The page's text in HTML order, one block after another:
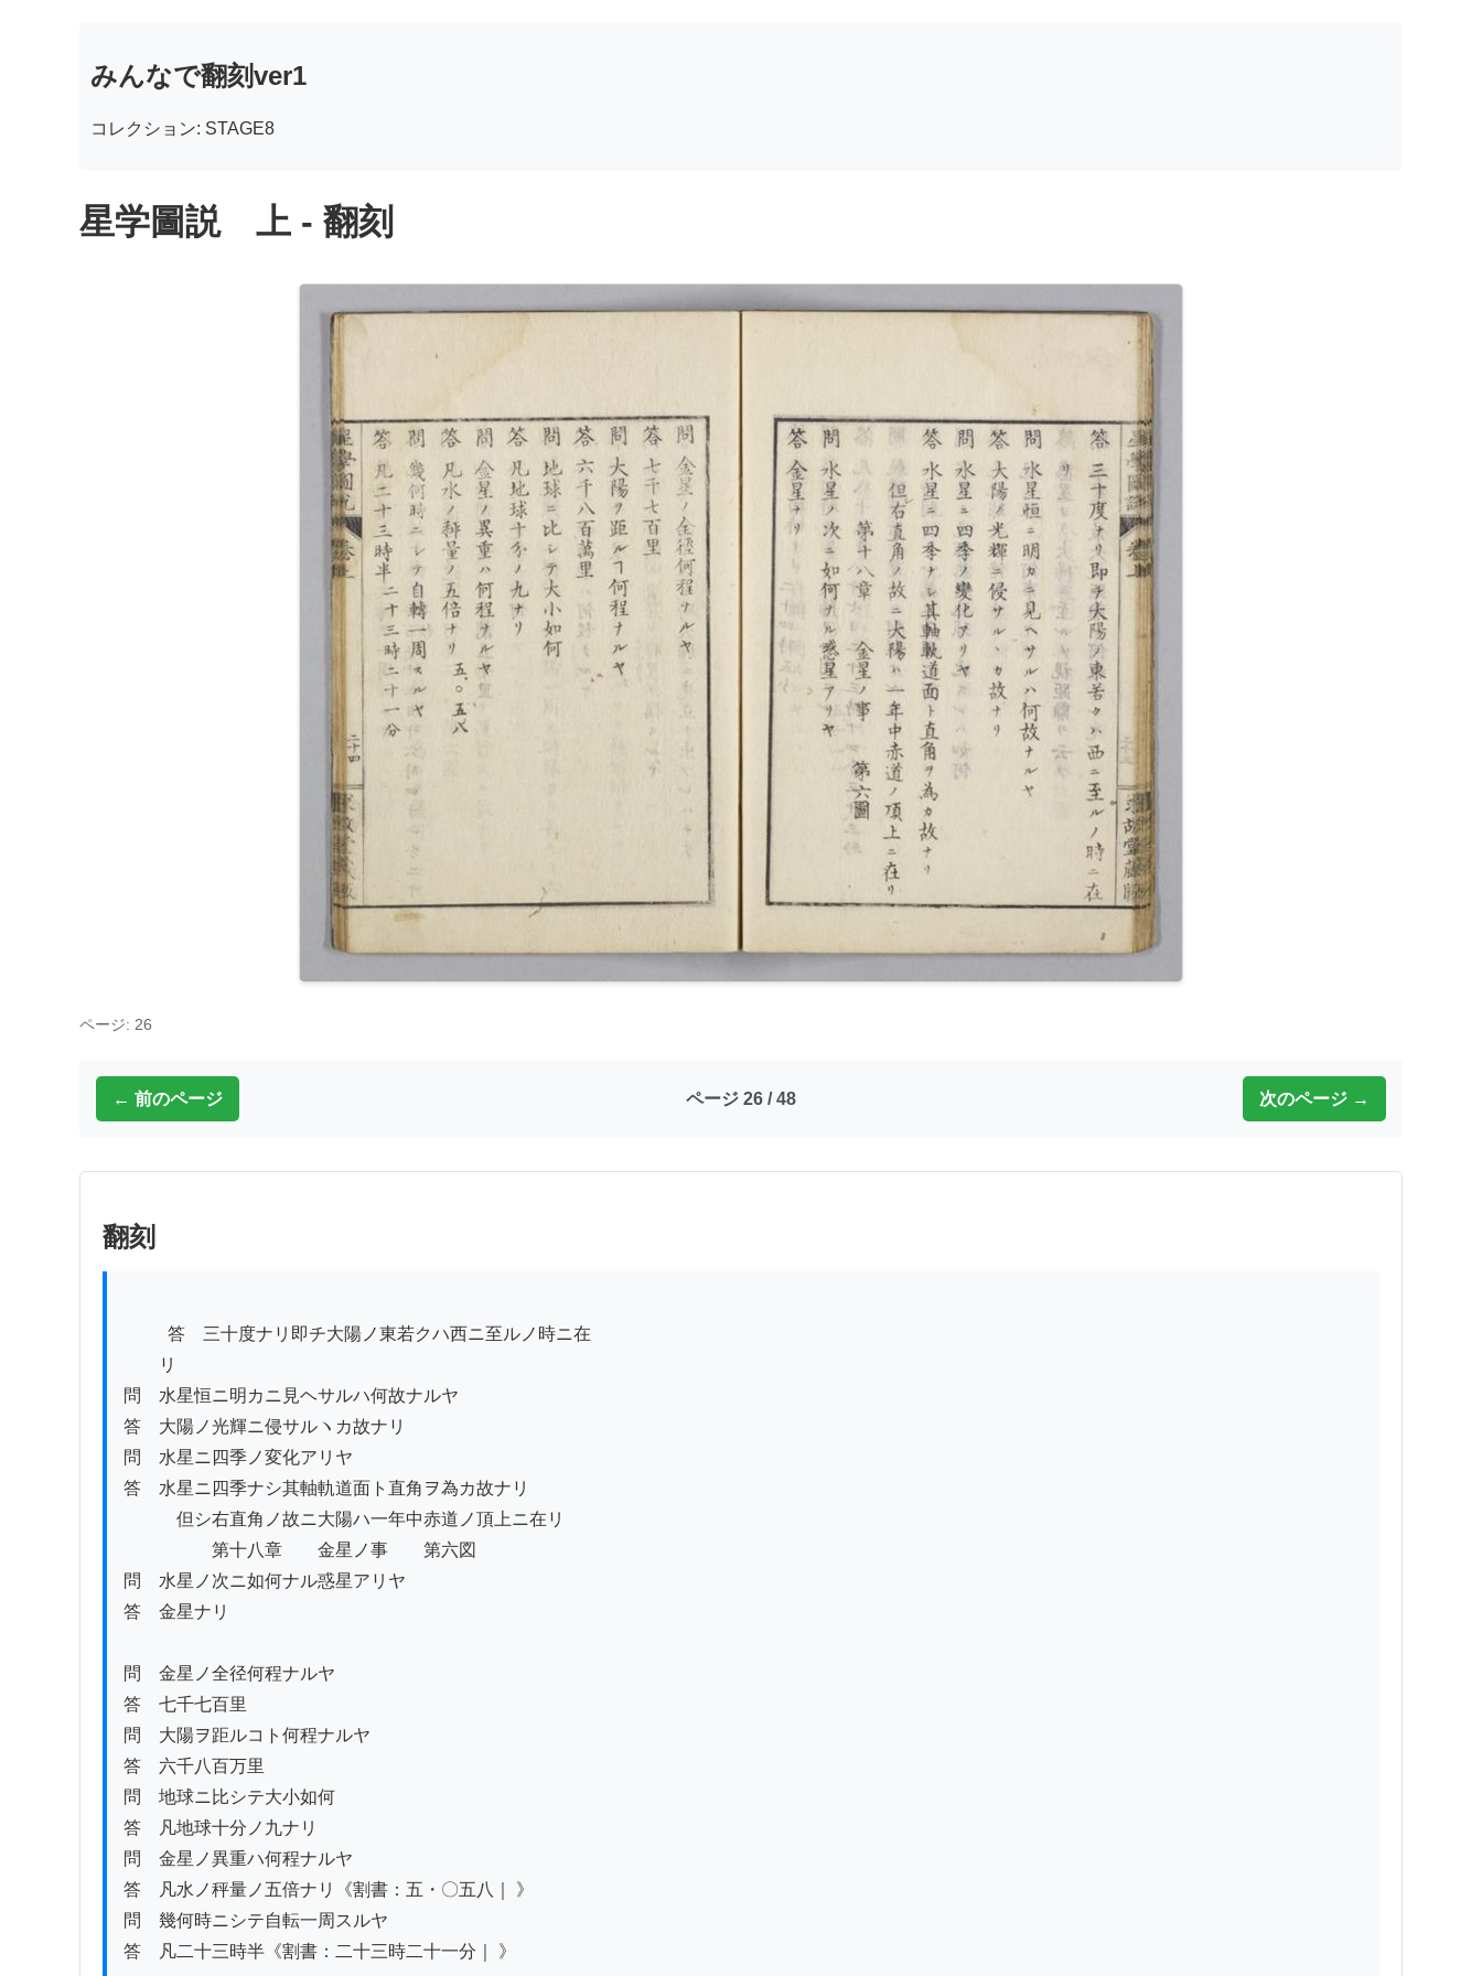
みんなで翻刻ver1
コレクション: STAGE8
星学圖説 上 - 翻刻
ページ: 26
← 前のページ ページ 26 / 48 次のページ →
翻刻
リ
問　水星恒ニ明カニ見ヘサルハ何故ナルヤ
答　大陽ノ光輝ニ侵サルヽカ故ナリ
問　水星ニ四季ノ変化アリヤ
答　水星ニ四季ナシ其軸軌道面ト直角ヲ為カ故ナリ
但シ右直角ノ故ニ大陽ハ一年中赤道ノ頂上ニ在リ
第十八章　　金星ノ事　　第六図
問　水星ノ次ニ如何ナル惑星アリヤ
答　金星ナリ
問　金星ノ全径何程ナルヤ
答　七千七百里
問　大陽ヲ距ルコト何程ナルヤ
答　六千八百万里
問　地球ニ比シテ大小如何
答　凡地球十分ノ九ナリ
問　金星ノ異重ハ何程ナルヤ
答　凡水ノ秤量ノ五倍ナリ《割書：五・〇五八｜ 》
問　幾何時ニシテ自転一周スルヤ
答　凡二十三時半《割書：二十三時二十一分｜ 》